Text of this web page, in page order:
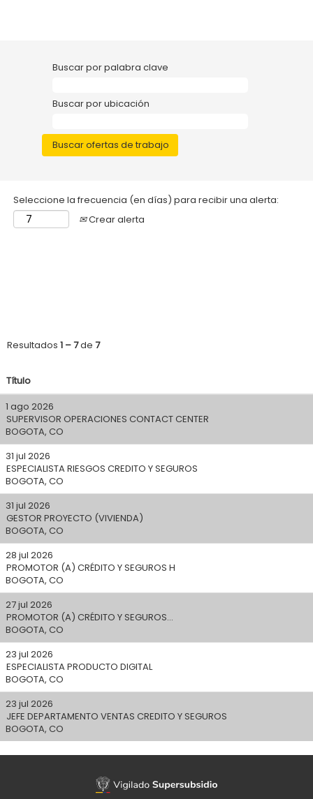
Buscar por palabra clave
Buscar por ubicación
Seleccione la frecuencia (en días) para recibir una alerta:
Crear alerta
Resultados 1 – 7de 7
Título
1 ago 2026
SUPERVISOR OPERACIONES CONTACT CENTER
BOGOTA, CO
31 jul 2026
ESPECIALISTA RIESGOS CREDITO Y SEGUROS
BOGOTA, CO
31 jul 2026
GESTOR PROYECTO (VIVIENDA)
BOGOTA, CO
28 jul 2026
PROMOTOR (A) CRÉDITO Y SEGUROS H
BOGOTA, CO
27 jul 2026
PROMOTOR (A) CRÉDITO Y SEGUROS...
BOGOTA, CO
23 jul 2026
ESPECIALISTA PRODUCTO DIGITAL
BOGOTA, CO
23 jul 2026
JEFE DEPARTAMENTO VENTAS CREDITO Y SEGUROS
BOGOTA, CO